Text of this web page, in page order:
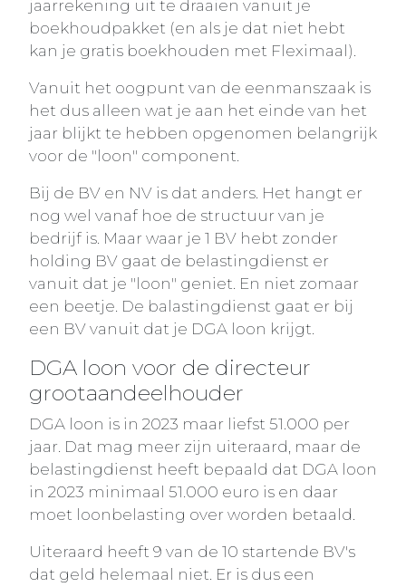
jaarrekening uit te draaien vanuit je
boekhoudpakket (en als je dat niet hebt
kan je gratis boekhouden met Fleximaal).
Vanuit het oogpunt van de eenmanszaak is
het dus alleen wat je aan het einde van het
jaar blijkt te hebben opgenomen belangrijk
voor de "loon" component.
Bij de BV en NV is dat anders. Het hangt er
nog wel vanaf hoe de structuur van je
bedrijf is. Maar waar je 1 BV hebt zonder
holding BV gaat de belastingdienst er
vanuit dat je "loon" geniet. En niet zomaar
een beetje. De balastingdienst gaat er bij
een BV vanuit dat je DGA loon krijgt.
DGA loon voor de directeur
grootaandeelhouder
DGA loon is in 2023 maar liefst 51.000 per
jaar. Dat mag meer zijn uiteraard, maar de
belastingdienst heeft bepaald dat DGA loon
in 2023 minimaal 51.000 euro is en daar
moet loonbelasting over worden betaald.
Uiteraard heeft 9 van de 10 startende BV's
dat geld helemaal niet. Er is dus een